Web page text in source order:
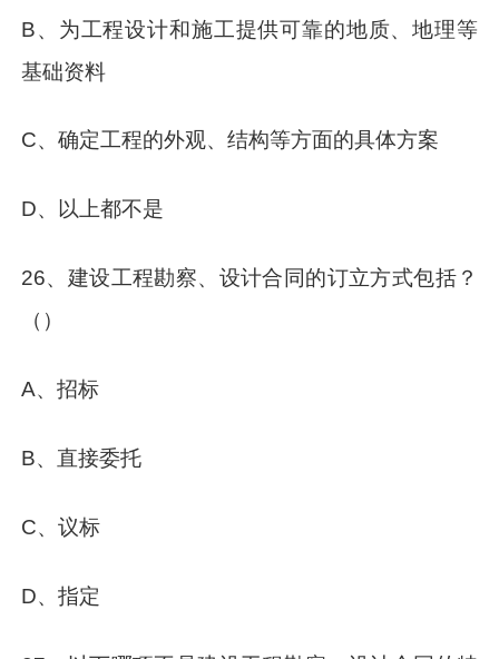
B、为工程设计和施工提供可靠的地质、地理等
基础资料
C、确定工程的外观、结构等方面的具体方案
D、以上都不是
26、建设工程勘察、设计合同的订立方式包括？
（）
A、招标
B、直接委托
C、议标
D、指定